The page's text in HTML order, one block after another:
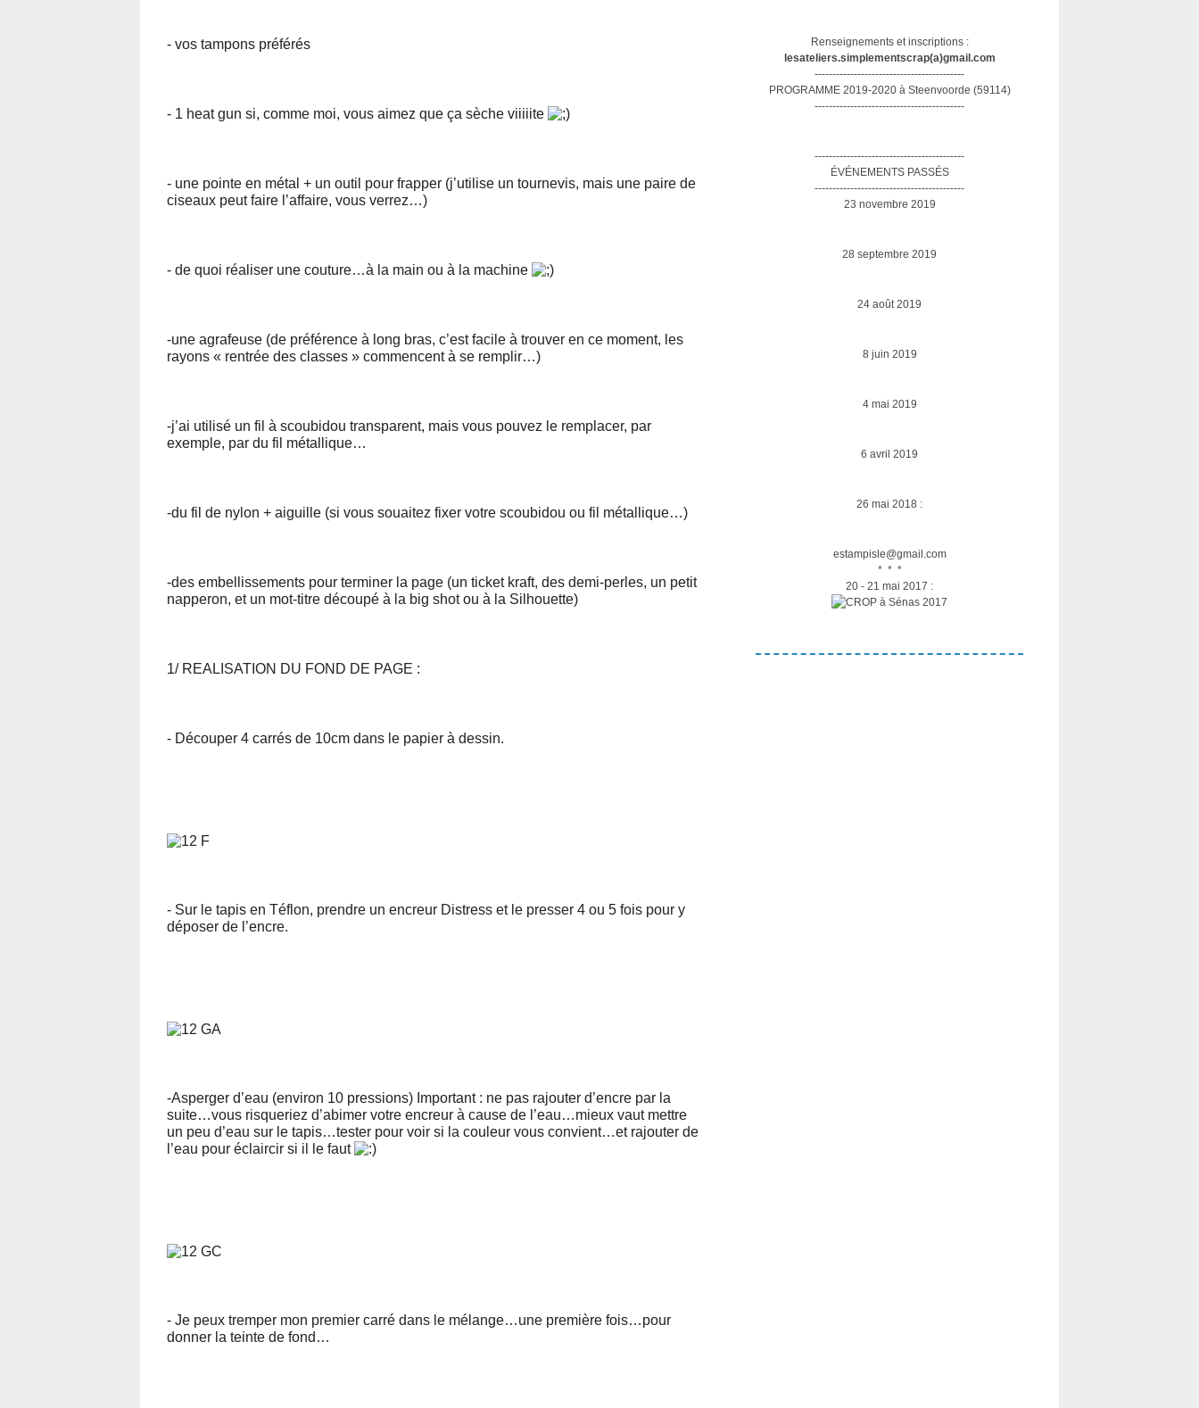
- vos tampons préférés
- 1 heat gun si, comme moi, vous aimez que ça sèche viiiiite
- une pointe en métal + un outil pour frapper (j’utilise un tournevis, mais une paire de
ciseaux peut faire l’affaire, vous verrez…)
- de quoi réaliser une couture…à la main ou à la machine
-une agrafeuse (de préférence à long bras, c’est facile à trouver en ce moment, les
rayons « rentrée des classes » commencent à se remplir…)
-j’ai utilisé un fil à scoubidou transparent, mais vous pouvez le remplacer, par
exemple, par du fil métallique…
-du fil de nylon + aiguille (si vous souaitez fixer votre scoubidou ou fil métallique…)
-des embellissements pour terminer la page (un ticket kraft, des demi-perles, un petit
napperon, et un mot-titre découpé à la big shot ou à la Silhouette)
1/ REALISATION DU FOND DE PAGE :
- Découper 4 carrés de 10cm dans le papier à dessin.
- Sur le tapis en Téflon, prendre un encreur Distress et le presser 4 ou 5 fois pour y
déposer de l’encre.
-Asperger d’eau (environ 10 pressions) Important : ne pas rajouter d’encre par la
suite…vous risqueriez d’abimer votre encreur à cause de l’eau…mieux vaut mettre
un peu d’eau sur le tapis…tester pour voir si la couleur vous convient…et rajouter de
l’eau pour éclaircir si il le faut
- Je peux tremper mon premier carré dans le mélange…une première fois…pour
donner la teinte de fond…
Renseignements et inscriptions :
lesateliers.simplementscrap(a)gmail.com
------------------------------------------
PROGRAMME 2019-2020 à Steenvoorde (59114)
------------------------------------------
------------------------------------------
ÉVÉNEMENTS PASSÉS
------------------------------------------
23 novembre 2019
28 septembre 2019
24 août 2019
8 juin 2019
4 mai 2019
6 avril 2019
26 mai 2018 :
estampisle@gmail.com
* * *
20 - 21 mai 2017 :